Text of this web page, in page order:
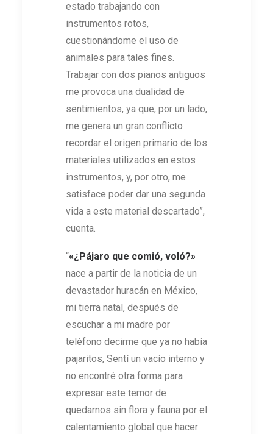
estado trabajando con
instrumentos rotos,
cuestionándome el uso de
animales para tales fines.
Trabajar con dos pianos antiguos
me provoca una dualidad de
sentimientos, ya que, por un lado,
me genera un gran conflicto
recordar el origen primario de los
materiales utilizados en estos
instrumentos, y, por otro, me
satisface poder dar una segunda
vida a este material descartado”,
cuenta.
“«¿Pájaro que comió, voló?»
nace a partir de la noticia de un
devastador huracán en México,
mi tierra natal, después de
escuchar a mi madre por
teléfono decirme que ya no había
pajaritos, Sentí un vacío interno y
no encontré otra forma para
expresar este temor de
quedarnos sin flora y fauna por el
calentamiento global que hacer